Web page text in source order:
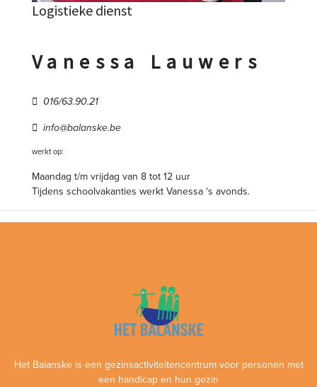
Logistieke dienst
Vanessa Lauwers
016/63.90.21
info@balanske.be
werkt op:
Maandag t/m vrijdag van 8 tot 12 uur
Tijdens schoolvakanties werkt Vanessa 's avonds.
Het Balanske is een gezinsactiviteitencentrum voor personen met
een handicap en hun gezin